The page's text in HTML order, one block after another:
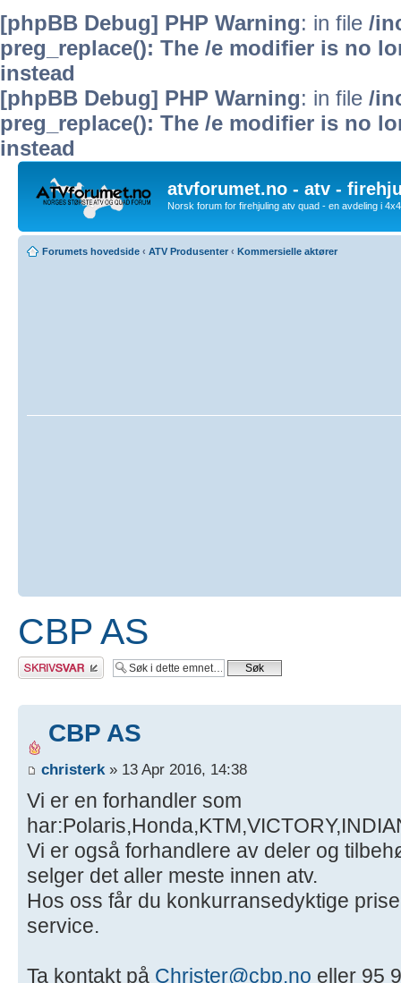
[phpBB Debug] PHP Warning: in file /
preg_replace(): The /e modifier is no
instead
[phpBB Debug] PHP Warning: in file /
preg_replace(): The /e modifier is no
instead
atvforumet.no - atv -
Norsk forum for firehjuling atv quad - en avdeling i
Forumets hovedside ‹ ATV Produsenter ‹ Kommersielle aktører
CBP AS
Skriv et svar
CBP AS
christerk » 13 Apr 2016, 14:38
Vi er en forhandler som
Vi er også forhandlere av deler og
selger det aller meste innen atv.
Hos oss får du konkurransedyktige
service.
Ta kontakt på Christer@cbp.no eller 95